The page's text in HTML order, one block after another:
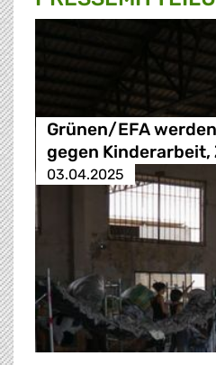
Grünen/EFA
gegen
03.04.2025